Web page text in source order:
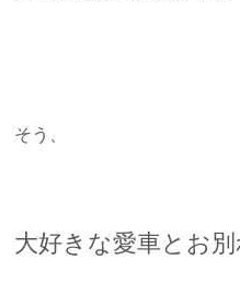
そう、
大好きな愛車とお